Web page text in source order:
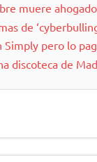
muere
de
Simply pero lo
discoteca de